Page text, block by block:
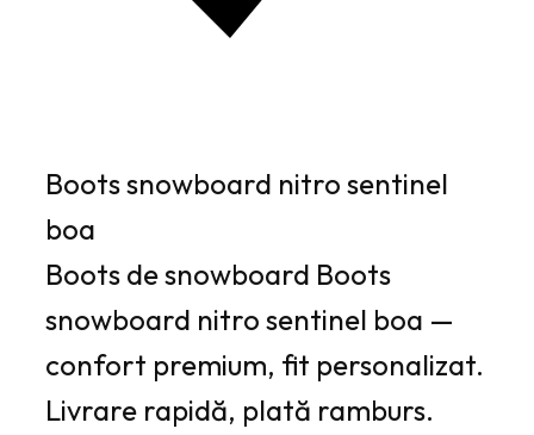
Boots snowboard nitro sentinel
boa
Boots de snowboard Boots
snowboard nitro sentinel boa —
confort premium, fit personalizat.
Livrare rapidă, plată ramburs.